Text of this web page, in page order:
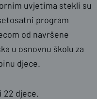
uvjetima stekli su
program
od navršene
u osnovnu školu za
djece.
22 djece.